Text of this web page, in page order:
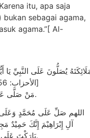
itu, apa saja
sebagai agama,
agama.”[ Al-
يُصَلُّونَ عَلَى النَّبِيِّ يَا
مَنْ صَلَّى عَلَيَّ صَلَاةً وَاحِدَةً صَلَّى اللهُ عَلَيْهِ بِهَا عَشْرًا.
اللهم صَلِّ عَلَى مُحَمَّدٍ
آلِ إِبْرَاهِيْمَ إِنَّكَ حَمِيْدٌ
بَارَكْتَ عَلَى إِبْرَاهِيْمَ وَعَلَى آلِ إِبْرَاهِيْمَ إِنَّكَ حَمِيْدٌ مَجِيْدٌ.